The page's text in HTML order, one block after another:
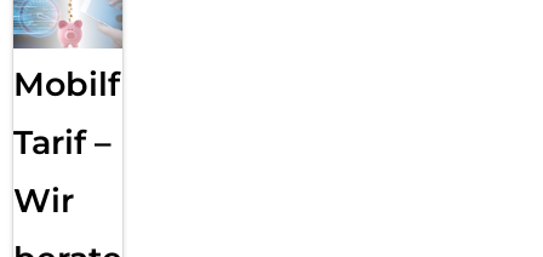
Mobilfunk
Tarif –
Wir